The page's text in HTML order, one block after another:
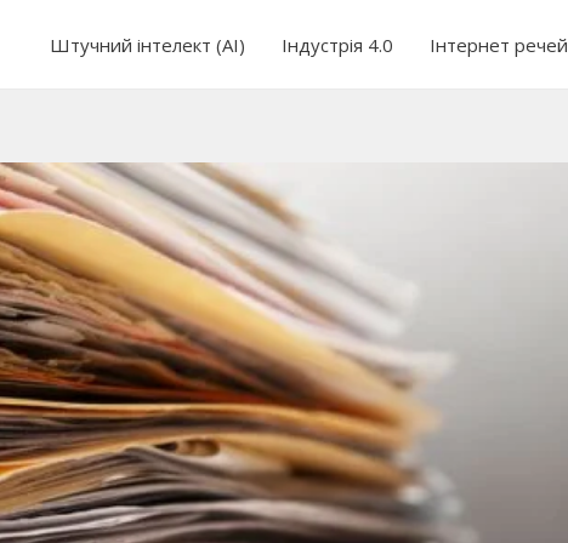
Штучний інтелект (AI) Індустрія 4.0 Інтернет речей